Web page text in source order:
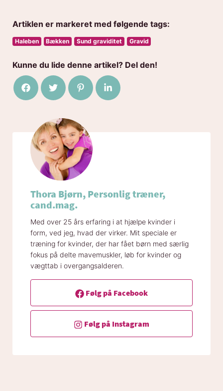
Artiklen er markeret med følgende tags:
Haleben Bækken Sund graviditet Gravid
Kunne du lide denne artikel? Del den!
Del på Facebook
Del på TwitterDel på Pinterest
Del på LinkedIn
Thora Bjørn, Personlig træner,
cand.mag.
Med over 25 års erfaring i at hjælpe kvinder i
form, ved jeg, hvad der virker. Mit speciale er
træning for kvinder, der har fået børn med særlig
fokus på delte mavemuskler, løb for kvinder og
vægttab i overgangsalderen.
Følg på Facebook
Følg på Instagram